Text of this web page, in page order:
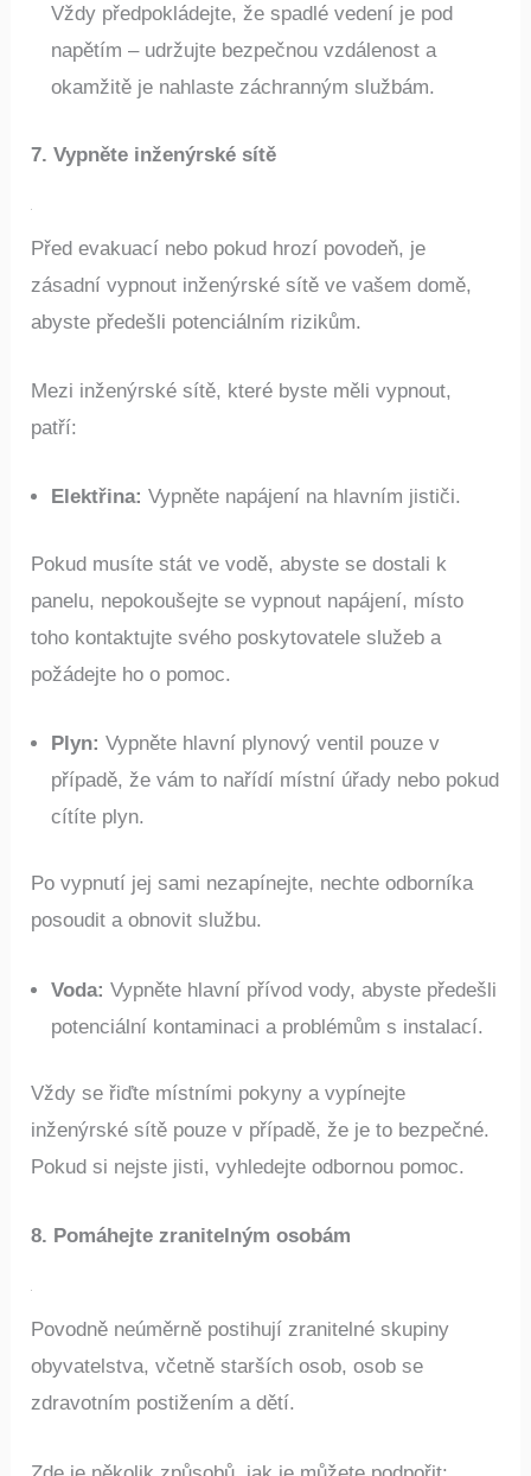
Držte se dál od spadlého elektrického vedení:
Vždy předpokládejte, že spadlé vedení je pod
napětím – udržujte bezpečnou vzdálenost a
Před evakuací nebo pokud hrozí povodeň, je
zásadní vypnout inženýrské sítě ve vašem domě,
Mezi inženýrské sítě, které byste měli vypnout,
Pokud musíte stát ve vodě, abyste se dostali k
panelu, nepokoušejte se vypnout napájení, místo
toho kontaktujte svého poskytovatele služeb a
Plyn:Vypněte hlavní plynový ventil pouze v
případě, že vám to nařídí místní úřady nebo pokud
Po vypnutí jej sami nezapínejte, nechte odborníka
Voda:Vypněte hlavní přívod vody, abyste předešli
Vždy se řiďte místními pokyny a vypínejte
inženýrské sítě pouze v případě, že je to bezpečné.
Povodně neúměrně postihují zranitelné skupiny
obyvatelstva, včetně starších osob, osob se